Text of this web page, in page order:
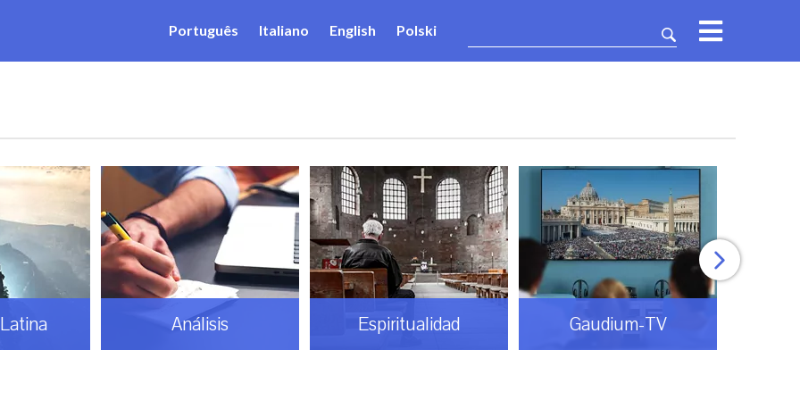
Português Italiano English Polski
Análisis Espiritualidad Gaudium-TV